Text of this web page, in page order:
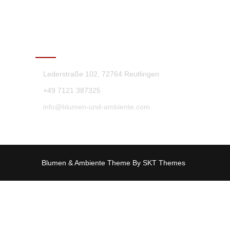
Lederstraße 102, 72764 Reutlingen
+49 7121 387325
info@blumen-und-ambiente.com
Blumen & Ambiente Theme By SKT Themes